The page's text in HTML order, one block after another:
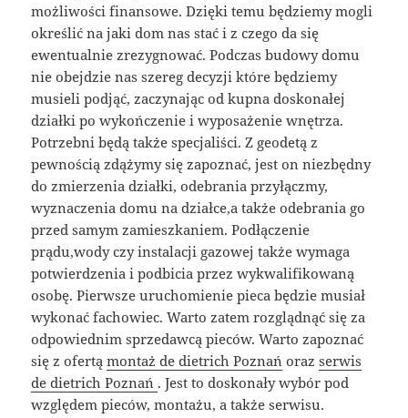
możliwości finansowe. Dzięki temu będziemy mogli
określić na jaki dom nas stać i z czego da się
ewentualnie zrezygnować. Podczas budowy domu
nie obejdzie nas szereg decyzji które będziemy
musieli podjąć, zaczynając od kupna doskonałej
działki po wykończenie i wyposażenie wnętrza.
Potrzebni będą także specjaliści. Z geodetą z
pewnością zdążymy się zapoznać, jest on niezbędny
do zmierzenia działki, odebrania przyłączmy,
wyznaczenia domu na działce,a także odebrania go
przed samym zamieszkaniem. Podłączenie
prądu,wody czy instalacji gazowej także wymaga
potwierdzenia i podbicia przez wykwalifikowaną
osobę. Pierwsze uruchomienie pieca będzie musiał
wykonać fachowiec. Warto zatem rozglądnąć się za
odpowiednim sprzedawcą pieców. Warto zapoznać
się z ofertąmontaż de dietrich Poznań orazserwis
de dietrich Poznań . Jest to doskonały wybór pod
względem pieców, montażu, a także serwisu.